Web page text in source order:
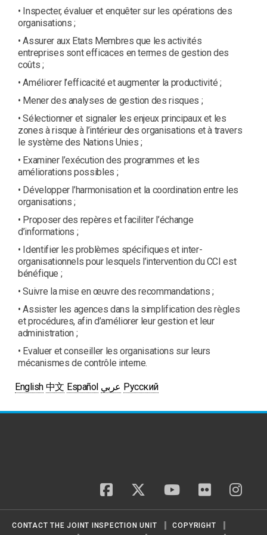
• Inspecter, évaluer et enquêter sur les opérations des
organisations ;
• Assurer aux Etats Membres que les activités
entreprises sont efficaces en termes de gestion des
coûts ;
• Améliorer l’efficacité et augmenter la productivité ;
• Mener des analyses de gestion des risques ;
• Sélectionner et signaler les enjeux principaux et les
zones à risque à l’intérieur des organisations et à travers
le système des Nations Unies ;
• Examiner l’exécution des programmes et les
améliorations possibles ;
• Développer l’harmonisation et la coordination entre les
organisations ;
• Proposer des repères et faciliter l’échange
d’informations ;
• Identifier les problèmes spécifiques et inter-
organisationnels pour lesquels l’intervention du CCI est
bénéfique ;
• Suivre la mise en œuvre des recommandations ;
• Assister les agences dans la simplification des règles
et procédures, afin d’améliorer leur gestion et leur
administration ;
• Evaluer et conseiller les organisations sur leurs
mécanismes de contrôle interne.
English 中文 Español عربي Русский
facebook twitter youtube
CONTACT THE JOINT INSPECTION UNIT
COPYRIGHT